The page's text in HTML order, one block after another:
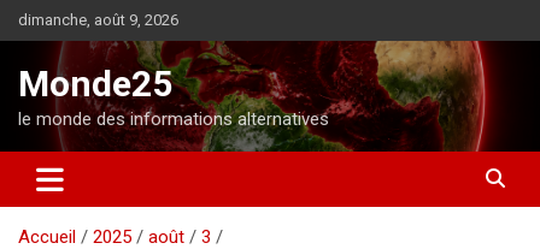
l
o
dimanche, août 9, 2026
Monde25
le monde des informations alternatives
Accueil 2025 août
3